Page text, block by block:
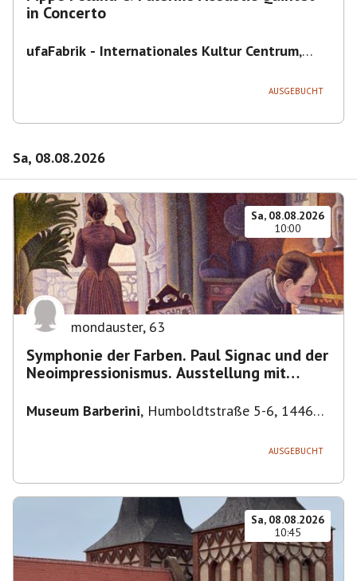
in Concerto
ufaFabrik - Internationales Kultur Centrum,
AUSGEBUCHT
Sa, 08.08.2026
Sa, 08.08.2026
10:00
mondauster, 63
Symphonie der Farben. Paul Signac und der
Neoimpressionismus. Ausstellung mit
Museum Barberini, Humboldtstraße 5-6, 14467
AUSGEBUCHT
Sa, 08.08.2026
10:45